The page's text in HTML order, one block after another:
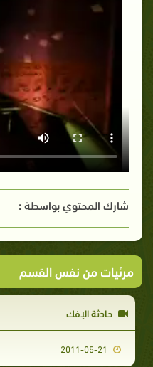
شارك المحتوي بواسطة :
مرئيات من نفس القسم
حادثة الإفك